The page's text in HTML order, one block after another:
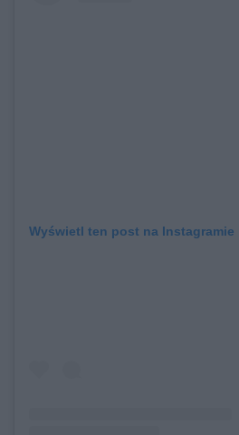
Wyświetl ten post na Instagramie